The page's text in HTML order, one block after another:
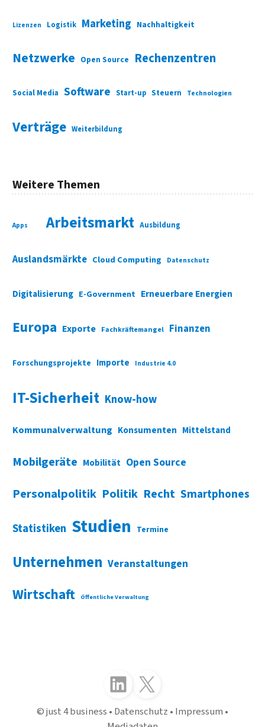
Lizenzen Logistik Marketing Nachhaltigkeit
Netzwerke Open Source Rechenzentren
Social Media Software Start-up Steuern Technologien
Verträge Weiterbildung
Weitere Themen
Apps Arbeitsmarkt Ausbildung
Auslandsmärkte Cloud Computing Datenschutz
Digitalisierung E-Government Erneuerbare Energien
Europa Exporte Fachkräftemangel Finanzen
Forschungsprojekte Importe Industrie 4.0
IT-Sicherheit Know-how
Kommunalverwaltung Konsumenten Mittelstand
Mobilgeräte Mobilität Open Source
Personalpolitik Politik Recht Smartphones
Statistiken Studien Termine
Unternehmen Veranstaltungen
Wirtschaft Öffentliche Verwaltung
Folgen Sie uns auf LinkedInFolgen Sie uns auf X (Twitter)
just 4 business Datenschutz Impressum